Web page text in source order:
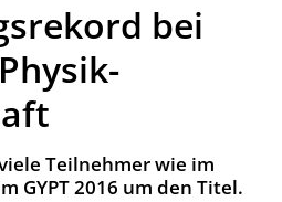
bei
Teilnehmer wie im
GYPT 2016 um den Titel.